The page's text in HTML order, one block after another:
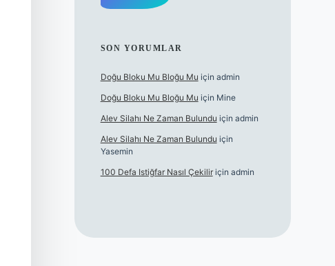
SON YORUMLAR
Doğu Bloku Mu Bloğu Mu için admin
Doğu Bloku Mu Bloğu Mu için Mine
Alev Silahı Ne Zaman Bulundu için admin
Alev Silahı Ne Zaman Bulundu için
Yasemin
100 Defa Istiğfar Nasıl Çekiliriçin admin